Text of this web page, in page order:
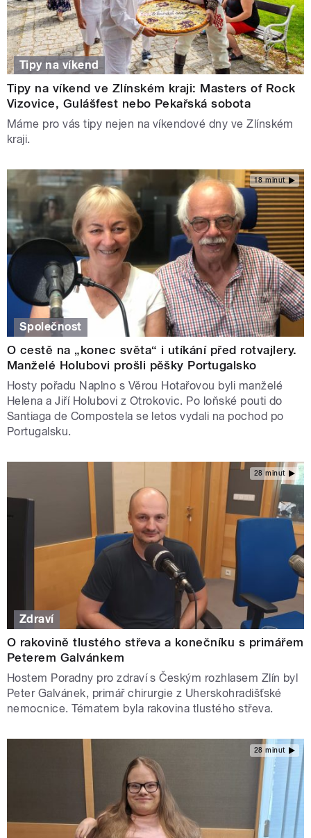
Tipy na víkend
Tipy na víkend ve Zlínském kraji: Masters of Rock
Vizovice, Gulášfest nebo Pekařská sobota
Máme pro vás tipy nejen na víkendové dny ve Zlínském
kraji.
18 minut
Společnost
O cestě na „konec světa“ i utíkání před rotvajlery.
Manželé Holubovi prošli pěšky Portugalsko
Hosty pořadu Naplno s Věrou Hotařovou byli manželé
Helena a Jiří Holubovi z Otrokovic. Po loňské pouti do
Santiaga de Compostela se letos vydali na pochod po
Portugalsku.
28 minut
Zdraví
O rakovině tlustého střeva a konečníku s primářem
Peterem Galvánkem
Hostem Poradny pro zdraví s Českým rozhlasem Zlín byl
Peter Galvánek, primář chirurgie z Uherskohradišťské
nemocnice. Tématem byla rakovina tlustého střeva.
28 minut